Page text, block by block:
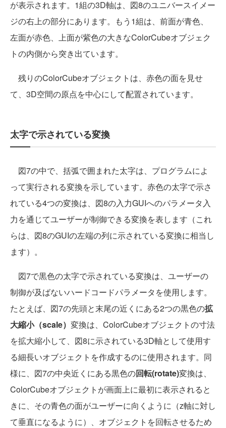
が表示されます。1組の3D軸は、図8のユニバースイメー
ジの右上の部分にあります。もう1組は、前面が青色、
左面が赤色、上面が紫色の大きなColorCubeオブジェク
トの内側から突き出ています。
残りのColorCubeオブジェクトは、赤色の面を見せ
て、3D空間の原点を中心にして配置されています。
太字で示されている変換
図7の中で、括弧で囲まれた太字は、プログラムによ
って実行される変換を示しています。赤色の太字で示さ
れている4つの変換は、図8の入力GUIへのパラメータ入
力を通じてユーザーが制御できる変換を表します（これ
らは、図8のGUIの左端の列に示されている変換に相当し
ます）。
図7で黒色の太字で示されている変換は、ユーザーの
制御が及ばないハードコードパラメータを使用します。
たとえば、図7の先頭と末尾の近くにある2つの黒色の拡
大縮小（scale） 変換は、ColorCubeオブジェクトの寸法
を拡大縮小して、図8に示されている3D軸として使用す
る細長いオブジェクトを作成するのに使用されます。同
様に、図7の中央近くにある黒色の回転(rotate)変換は、
ColorCubeオブジェクトが画面上に最初に表示されると
きに、その青色の面がユーザーに向くように（z軸に対し
て垂直になるように）、オブジェクトを回転させるため